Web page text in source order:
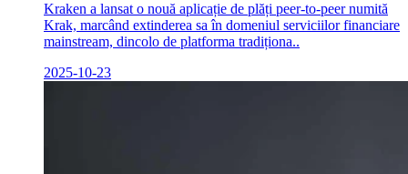
Kraken a lansat o nouă aplicație de plăți peer-to-peer numită
Krak, marcând extinderea sa în domeniul serviciilor financiare
mainstream, dincolo de platforma tradiționa..
2025-10-23